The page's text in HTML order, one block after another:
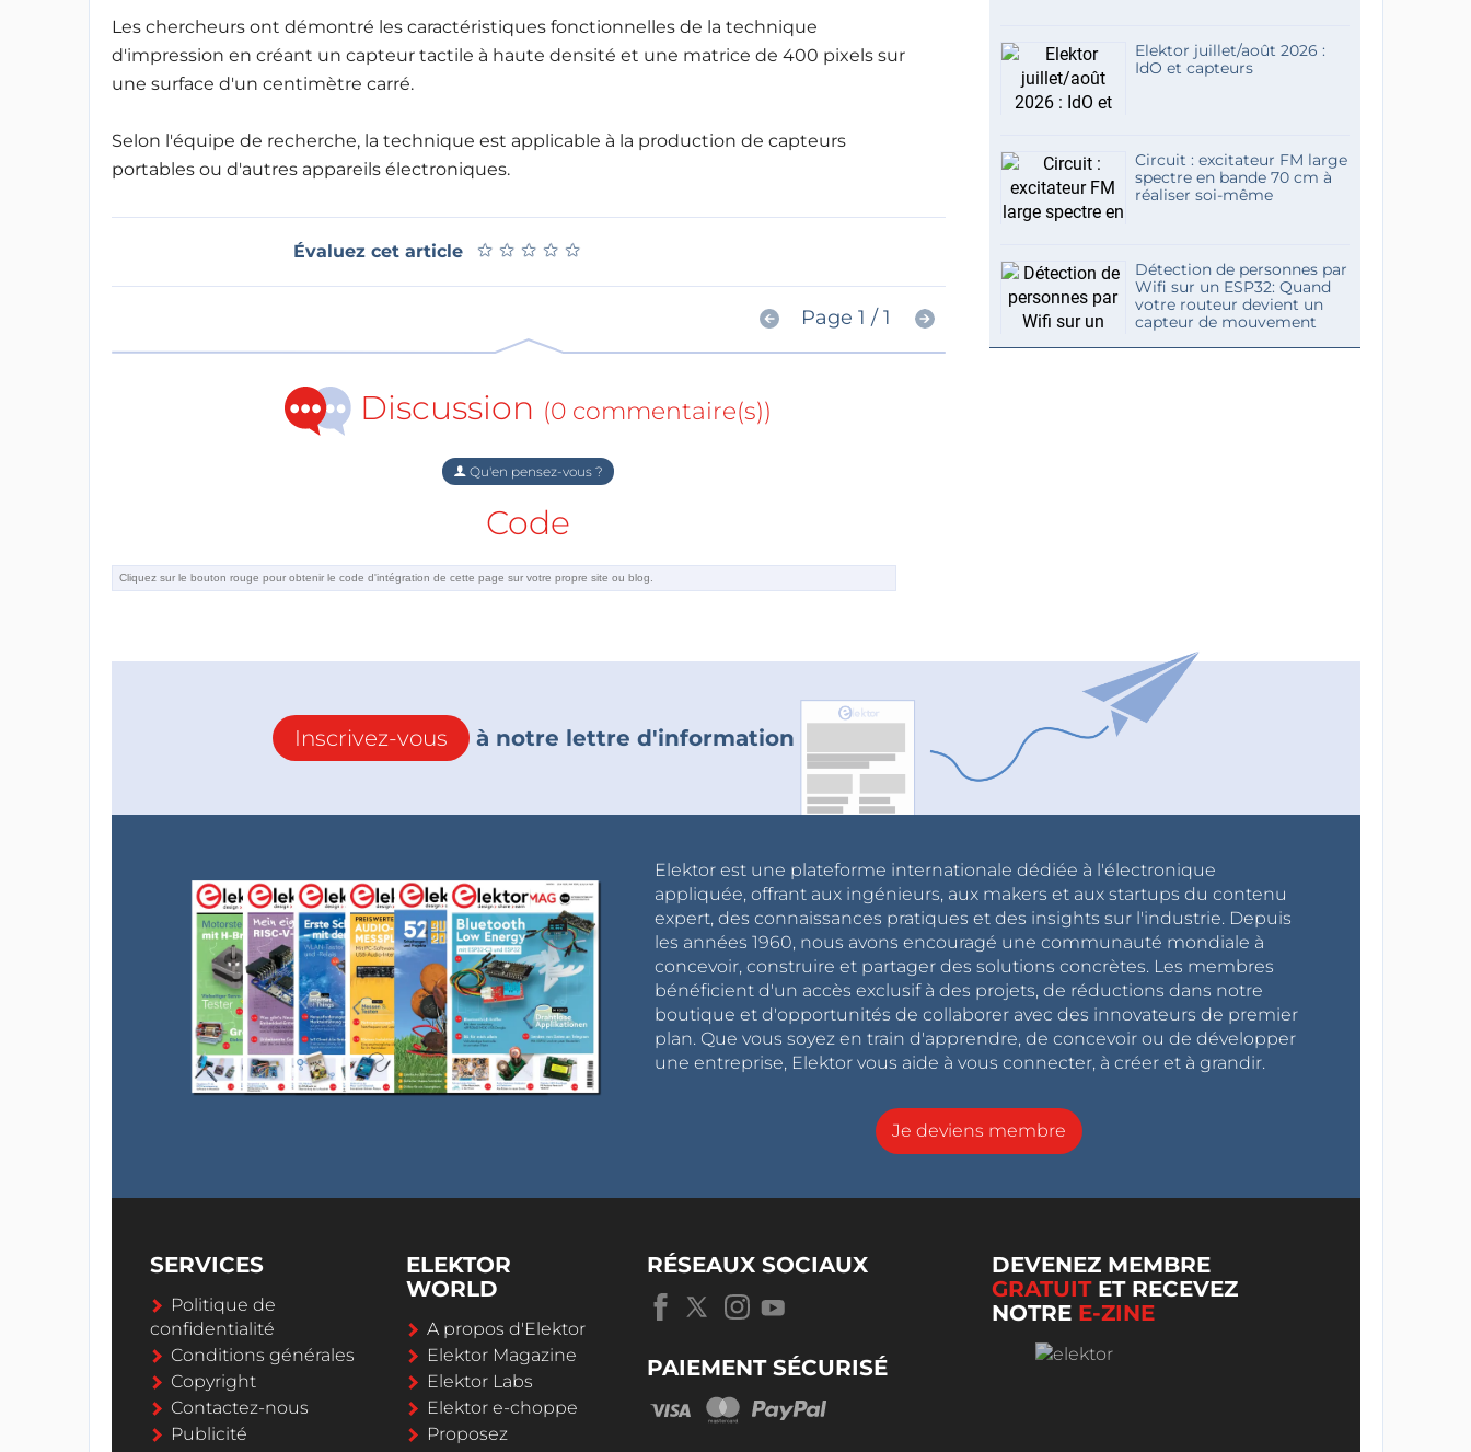
Les chercheurs ont démontré les caractéristiques fonctionnelles de la technique
d'impression en créant un capteur tactile à haute densité et une matrice de 400 pixels sur
une surface d'un centimètre carré.
Selon l'équipe de recherche, la technique est applicable à la production de capteurs
portables ou d'autres appareils électroniques.
Évaluez cet article ★ ★ ★ ★ ★
★ ★ ★ ★ ★
Page 1 / 1
Discussion (0 commentaire(s))
Qu'en pensez-vous ?
Code
Elektor juillet/août 2026 :
IdO et capteurs
Circuit : excitateur FM large
spectre en bande 70 cm à
réaliser soi-même
Détection de personnes par
Wifi sur un ESP32: Quand
votre routeur devient un
capteur de mouvement
Inscrivez-vous à notre lettre d'information
Elektor est une plateforme internationale dédiée à l'électronique
appliquée, offrant aux ingénieurs, aux makers et aux startups du contenu
expert, des connaissances pratiques et des insights sur l'industrie. Depuis
les années 1960, nous avons encouragé une communauté mondiale à
concevoir, construire et partager des solutions concrètes. Les membres
bénéficient d'un accès exclusif à des projets, de réductions dans notre
boutique et d'opportunités de collaborer avec des innovateurs de premier
plan. Que vous soyez en train d'apprendre, de concevoir ou de développer
une entreprise, Elektor vous aide à vous connecter, à créer et à grandir.
Je deviens membre
SERVICES
Politique de
confidentialité
Conditions générales
Copyright
Contactez-nous
Publicité
ELEKTOR
WORLD
A propos d'Elektor
Elektor Magazine
Elektor Labs
Elektor e-choppe
Proposez
RÉSEAUX SOCIAUX
PAIEMENT SÉCURISÉ
DEVENEZ MEMBRE
GRATUITET RECEVEZ
NOTRE E-ZINE